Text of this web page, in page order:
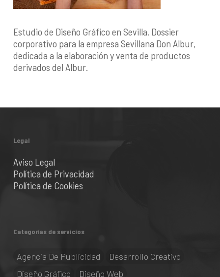
Estudio de Diseño Gráfico en Sevilla. Dossier
corporativo para la empresa Sevillana Don Albur,
dedicada a la elaboración y venta de productos
derivados del Albur.
Legal
Aviso Legal
Política de Privacidad
Política de Cookies
Categorías de servicios
Agencia De Publicidad
Desarrollo Creativo
Diseño Gráfico
Diseño Web